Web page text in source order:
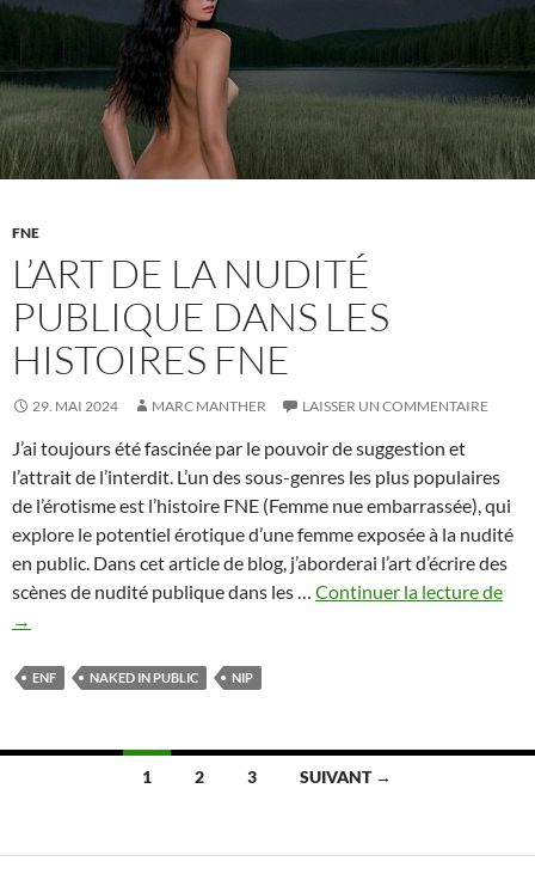
FNE
FNE
L’ART DE LA NUDITÉ
PUBLIQUE DANS LES
HISTOIRES FNE
29. MAI 2024 MARC MANTHER LAISSER UN COMMENTAIRE
J’ai toujours été fascinée par le pouvoir de suggestion et
l’attrait de l’interdit. L’un des sous-genres les plus populaires
de l’érotisme est l’histoire FNE (Femme nue embarrassée), qui
explore le potentiel érotique d’une femme exposée à la nudité
en public. Dans cet article de blog, j’aborderai l’art d’écrire des
scènes de nudité publique dans les … Continuer la lecture deL’art
les
→
ENF NAKED IN PUBLIC NIP
Navigation
articles
1 2 3 SUIVANT →